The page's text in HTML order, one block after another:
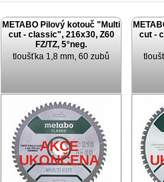
METABO Pilový kotouč "Multi
cut - classic", 216x30, Z60
FZ/TZ, 5°neg.
tloušťka 1,8 mm, 60 zubů
AKCE
UKONČENA
cut -